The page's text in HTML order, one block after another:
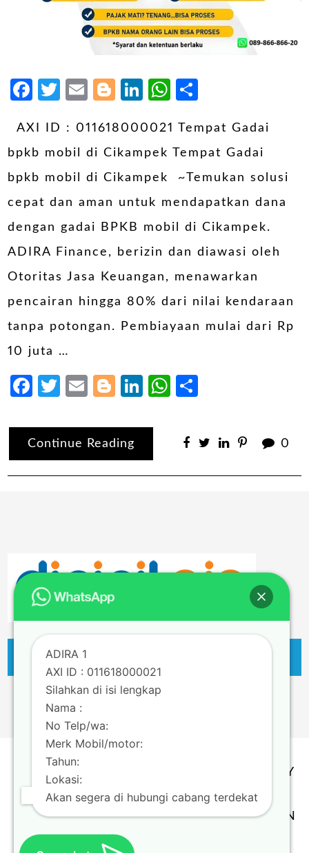
Facebook
Twitter
EmailBlogger
LinkedIn
WhatsApp
AXI ID : 011618000021 Tempat Gadai
bpkb mobil di Cikampek Tempat Gadai
bpkb mobil di Cikampek ~Temukan solusi
cepat dan aman untuk mendapatkan dana
dengan gadai BPKB mobil di Cikampek.
ADIRA Finance, berizin dan diawasi oleh
Otoritas Jasa Keuangan, menawarkan
pencairan hingga 80% dari nilai kendaraan
tanpa potongan. Pembiayaan mulai dari Rp
10 juta …
Facebook
Twitter
EmailBlogger
LinkedIn
WhatsApp
Continue Reading 0
TERMS & CONDITION | PRIVACY POLICY
Copyright @ Adira Finance Berizin dan
Diawasi oleh OTORITAS JASA KEUANGAN
Theme byScissor Themes
ADIRA 1
AXI ID : 011618000021
Silahkan di isi lengkap
Nama :
No Telp/wa:
Merk Mobil/motor:
Tahun:
Lokasi:
Akan segera di hubungi cabang terdekat